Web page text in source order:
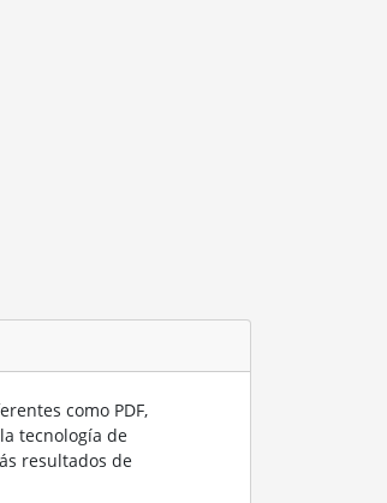
como PDF,
la tecnología de
resultados de